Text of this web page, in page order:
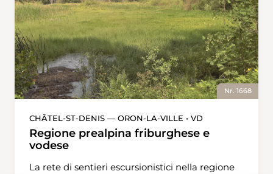
Nr. 1668
CHÂTEL-ST-DENIS — ORON-LA-VILLE • VD
Regione prealpina friburghese e
vodese
La rete di sentieri escursionistici nella regione